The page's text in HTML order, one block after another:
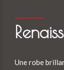
Une robe